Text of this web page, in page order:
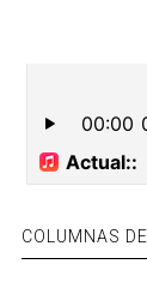
COLUMNAS